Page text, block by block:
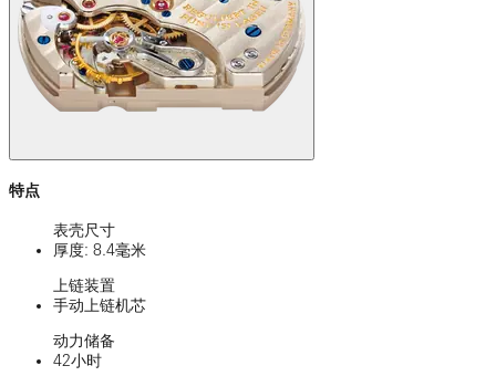
特点
表壳尺寸
厚度: 8.4毫米
上链装置
手动上链机芯
动力储备
42小时